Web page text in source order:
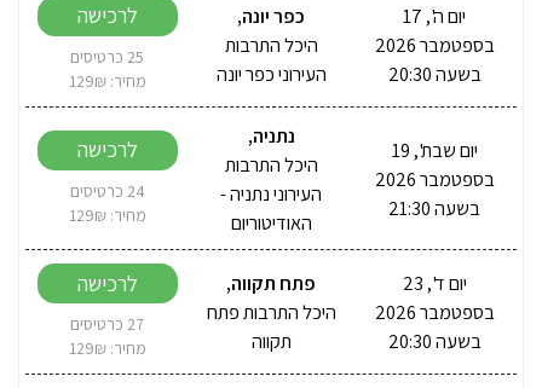
יום ה', 17
בספטמבר 2026
בשעה 20:30
כפר יונה,
היכל התרבות
העירוני כפר יונה
לרכישה
25 כרטיסים
מחיר: 129₪
יום שבת', 19
בספטמבר 2026
בשעה 21:30
נתניה,
היכל התרבות
העירוני נתניה -
האודיטוריום
לרכישה
24 כרטיסים
מחיר: 129₪
יום ד', 23
בספטמבר 2026
בשעה 20:30
פתח תקווה,
היכל התרבות פתח
תקווה
לרכישה
27 כרטיסים
מחיר: 129₪